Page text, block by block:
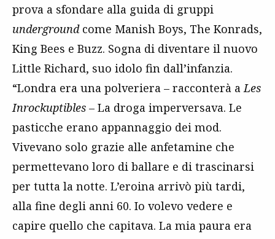
prova a sfondare alla guida di gruppi
undergroundcome Manish Boys, The Konrads,
King Bees e Buzz. Sogna di diventare il nuovo
Little Richard, suo idolo fin dall’infanzia.
“Londra era una polveriera – racconterà a Les
Inrockuptibles – La droga imperversava. Le
pasticche erano appannaggio dei mod.
Vivevano solo grazie alle anfetamine che
permettevano loro di ballare e di trascinarsi
per tutta la notte. L’eroina arrivò più tardi,
alla fine degli anni 60. Io volevo vedere e
capire quello che capitava. La mia paura era